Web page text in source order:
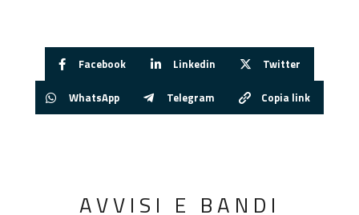
Facebook Linkedin Twitter
WhatsApp Telegram Copia link
AVVISI E BANDI